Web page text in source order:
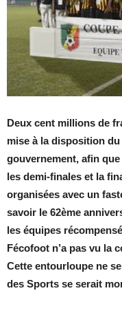
Deux cent millions de
mise à la disposition
gouvernement, afin
les demi-finales et la
organisées avec un
savoir le 62ème
les équipes
Fécofoot n’a pas vu la
Cette entourloupe ne
des Sports se serait